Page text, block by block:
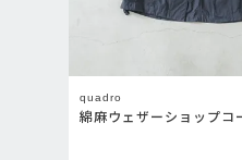
quadro
綿麻ウェザーショップコ